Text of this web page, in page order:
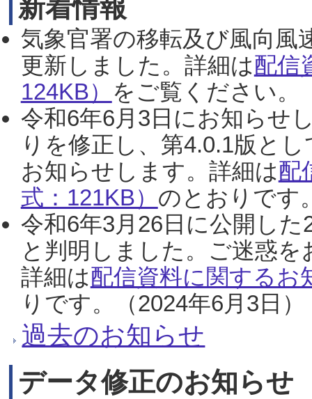
新着情報
気象官署の移転及び風向風
更新しました。詳細は配信
124KB） をご覧ください。
令和6年6月3日にお知らせ
りを修正し、第4.0.1版と
お知らせします。詳細は配
式：121KB） のとおりです
令和6年3月26日に公開し
と判明しました。ご迷惑
詳細は配信資料に関するお
りです。（2024年6月3日）
過去のお知らせ
データ修正のお知らせ